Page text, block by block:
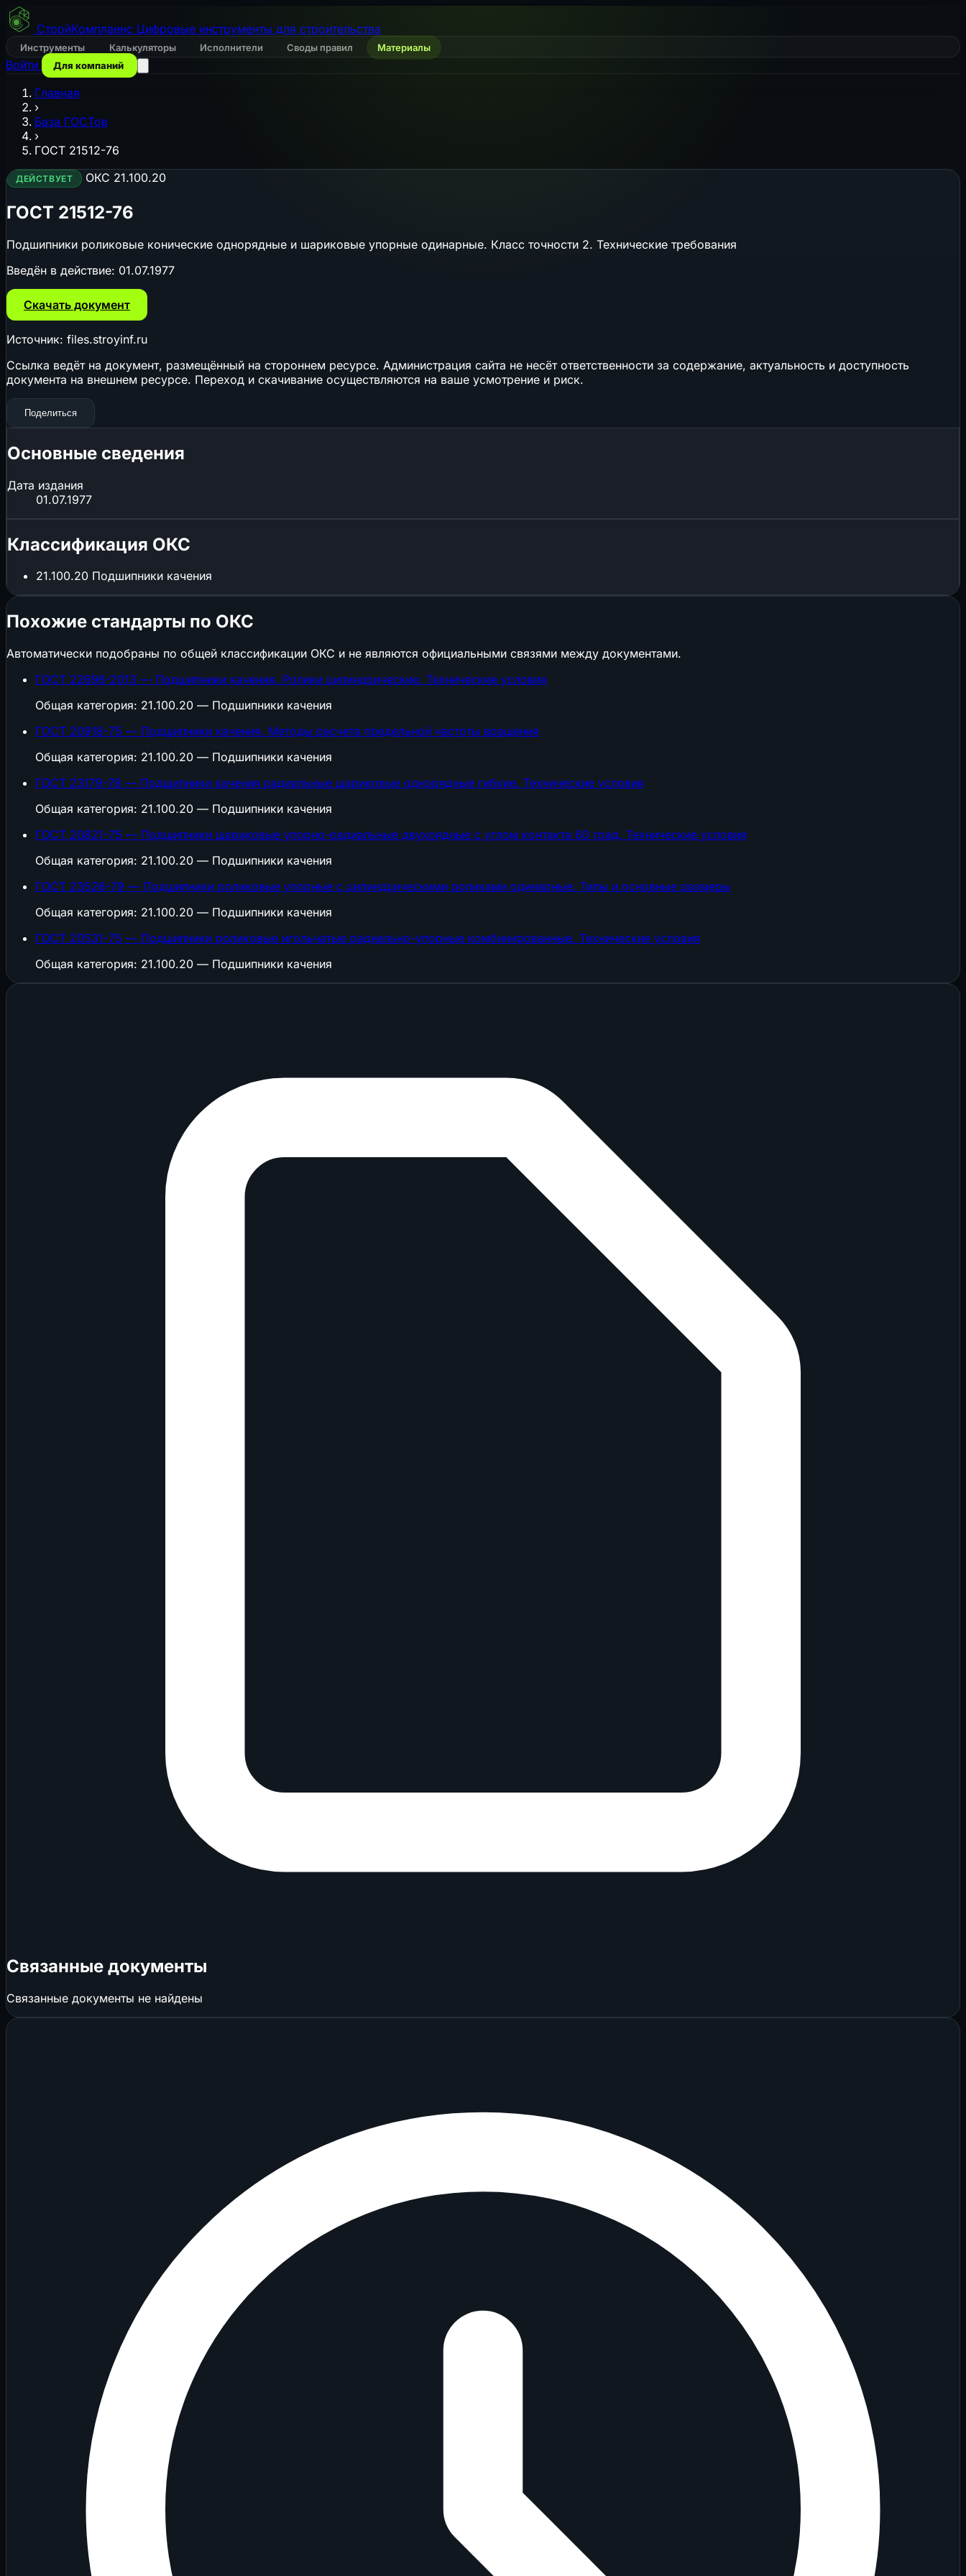
СтройКомплаенс Цифровые инструменты для строительства
Инструменты Калькуляторы Исполнители Своды правил Материалы
Войти Для компаний
Главная
›
База ГОСТов
›
ГОСТ 21512-76
ДЕЙСТВУЕТ ОКС 21.100.20
ГОСТ 21512-76
Подшипники роликовые конические однорядные и шариковые упорные одинарные. Класс точности 2. Технические требования
Введён в действие: 01.07.1977
Скачать документ
Источник: files.stroyinf.ru
Ссылка ведёт на документ, размещённый на стороннем ресурсе. Администрация сайта не несёт ответственности за содержание, актуальность и доступность
документа на внешнем ресурсе. Переход и скачивание осуществляются на ваше усмотрение и риск.
Поделиться
Основные сведения
Дата издания
01.07.1977
Классификация ОКС
21.100.20 Подшипники качения
Похожие стандарты по ОКС
Автоматически подобраны по общей классификации ОКС и не являются официальными связями между документами.
ГОСТ 22696-2013 — Подшипники качения. Ролики цилиндрические. Технические условия
Общая категория: 21.100.20 — Подшипники качения
ГОСТ 20918-75 — Подшипники качения. Методы расчета предельной частоты вращения
Общая категория: 21.100.20 — Подшипники качения
ГОСТ 23179-78 — Подшипники качения радиальные шариковые однорядные гибкие. Технические условия
Общая категория: 21.100.20 — Подшипники качения
ГОСТ 20821-75 — Подшипники шариковые упорно-радиальные двухрядные с углом контакта 60 град. Технические условия
Общая категория: 21.100.20 — Подшипники качения
ГОСТ 23526-79 — Подшипники роликовые упорные с цилиндрическими роликами одинарные. Типы и основные размеры
Общая категория: 21.100.20 — Подшипники качения
ГОСТ 20531-75 — Подшипники роликовые игольчатые радиально-упорные комбинированные. Технические условия
Общая категория: 21.100.20 — Подшипники качения
Связанные документы
Связанные документы не найдены